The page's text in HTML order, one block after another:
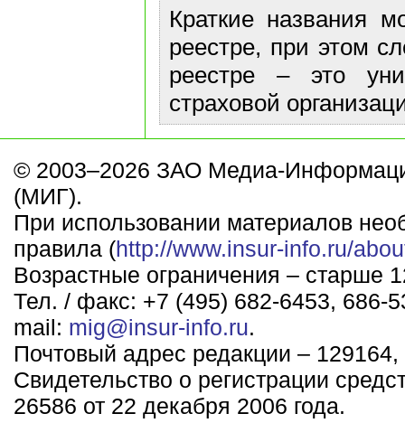
Краткие названия
реестре, при этом
реестре – это
страховой
© 2003–2026 ЗАО Медиа-
(МИГ).
При использовании материалов
правила (http://www.insur-info.ru/
Возрастные ограничения – старше
Тел. / факс: +7 (495) 682-6453, 686-
mail: mig@insur-info.ru.
Почтовый адрес редакции –
Свидетельство о регистрации
26586 от 22 декабря 2006 года.